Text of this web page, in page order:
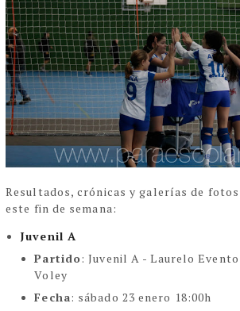
Resultados, crónicas y galerías de
este fin de semana:
Juvenil A
Partido: Juvenil A - Laurelo
Voley
Fecha: sábado 23 enero 18:00h